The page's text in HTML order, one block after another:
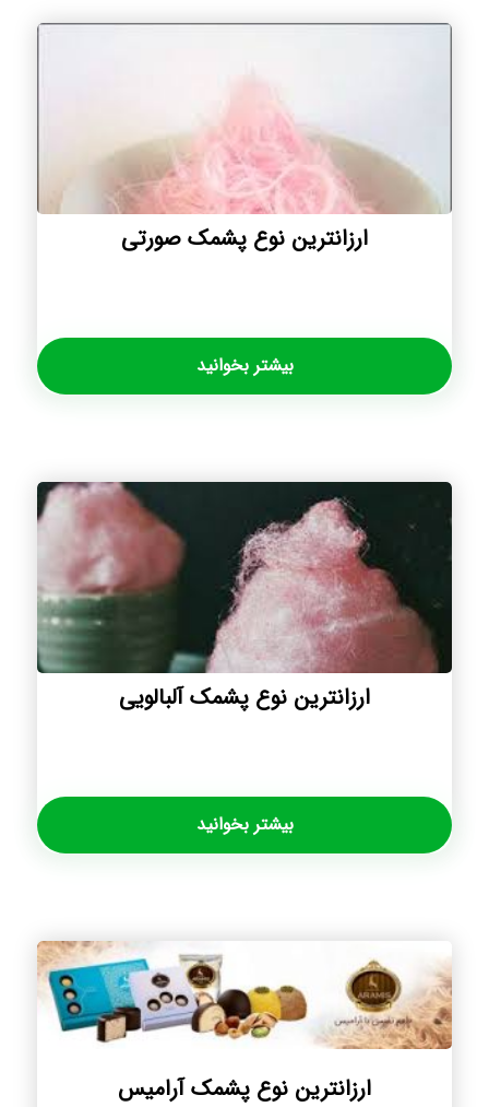
ارزانترین نوع پشمک صورتی
بیشتر بخوانید
ارزانترین نوع پشمک آلبالویی
بیشتر بخوانید
ارزانترین نوع پشمک آرامیس